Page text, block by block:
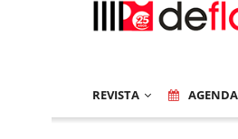
REVISTA AGENDA